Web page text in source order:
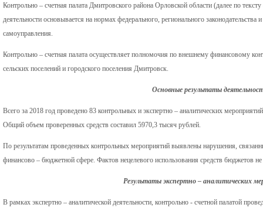
Контрольно – счетная палата Дмитровского района Орловской области (далее по
деятельности основывается на нормах федерального, регионального
самоуправления.
Контрольно – счетная палата осуществляет полномочия по внешнему финансовому
сельских поселений и городского поселения Дмитровск.
Основные результаты
Всего за 2018 год проведено 83 контрольных и экспертно – аналитических
Общий объем проверенных средств составил 5970,3 тысяч рублей.
По результатам проведенных контрольных мероприятий выявлены нарушения,
финансово – бюджетной сфере. Фактов нецелевого использования средств бюджетов не
Результаты экспертно – аналитических
В рамках экспертно – аналитической деятельности, контрольно - счетной палатой